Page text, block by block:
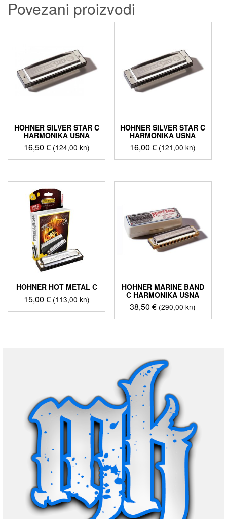
Povezani proizvodi
HOHNER SILVER STAR C
HARMONIKA USNA
16,50 € (124,00 kn)
HOHNER SILVER STAR C
HARMONIKA USNA
16,00€ (121,00 kn)
HOHNER HOT METAL C
15,00 € (113,00 kn)
HOHNER MARINE BAND
C HARMONIKA USNA
38,50€ (290,00 kn)